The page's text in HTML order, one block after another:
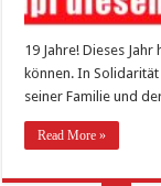
19 Jahre! Dieses
können. In
seiner Familie und
Read More »